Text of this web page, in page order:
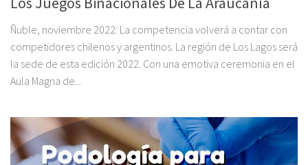
Ñuble, noviembre 2022: La competencia volverá a contar con
competidores chilenos y argentinos. La región de Los Lagos será
la sede de esta edición 2022. Con una emotiva ceremonia en el
Aula Magna de...